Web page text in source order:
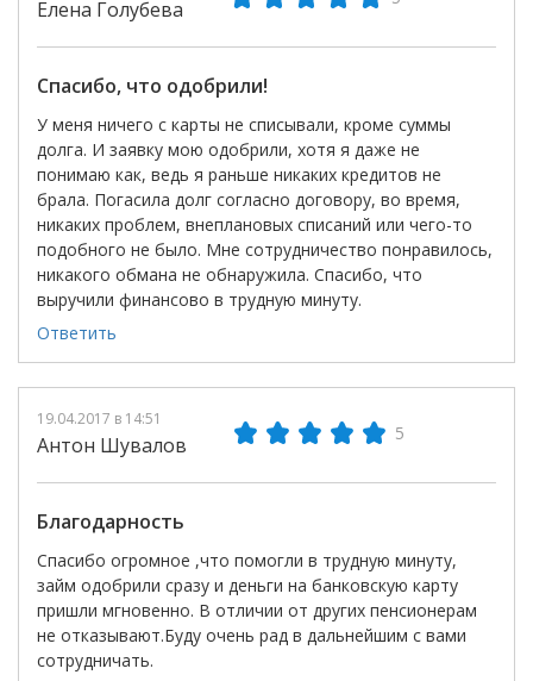
Елена Голубева
Спасибо, что одобрили!
У меня ничего с карты не списывали, кроме суммы
долга. И заявку мою одобрили, хотя я даже не
понимаю как, ведь я раньше никаких кредитов не
брала. Погасила долг согласно договору, во время,
никаких проблем, внеплановых списаний или чего-то
подобного не было. Мне сотрудничество понравилось,
никакого обмана не обнаружила. Спасибо, что
выручили финансово в трудную минуту.
Ответить
19.04.2017 в 14:51
Антон Шувалов 5
Благодарность
Спасибо огромное ,что помогли в трудную минуту,
займ одобрили сразу и деньги на банковскую карту
пришли мгновенно. В отличии от других пенсионерам
не отказывают.Буду очень рад в дальнейшим с вами
сотрудничать.